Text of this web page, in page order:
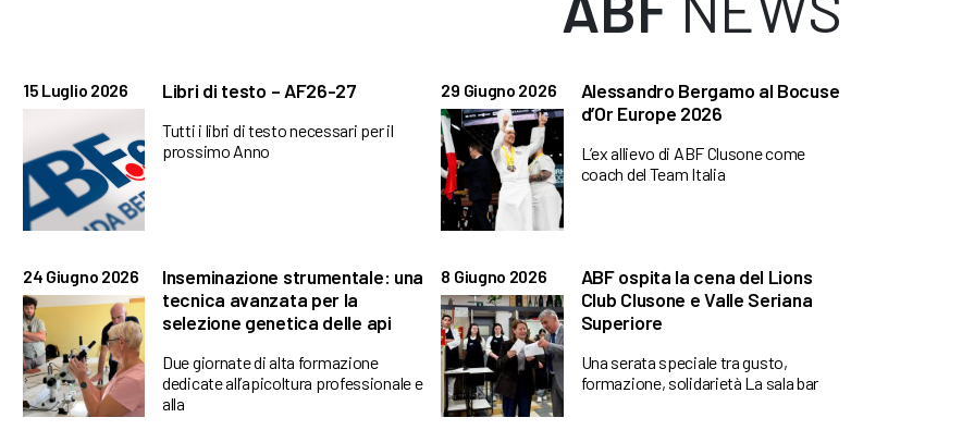
15 Luglio 2026 Libri di testo – AF26-27
Tutti i libri di testo necessari per il
prossimo Anno
29 Giugno 2026
Alessandro Bergamo al Bocuse
d’Or Europe 2026
L’ex allievo di ABF Clusone come
coach del Team Italia
24 Giugno 2026
Inseminazione strumentale: una
tecnica avanzata per la
selezione genetica delle api
Due giornate di alta formazione
dedicate all’apicoltura professionale e
alla
8 Giugno 2026
ABF ospita la cena del Lions
Club Clusone e Valle Seriana
Superiore
Una serata speciale tra gusto,
formazione, solidarietà La sala bar